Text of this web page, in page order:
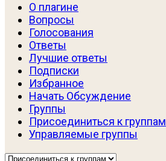
О плагине
Вопросы
Голосования
Ответы
Лучшие ответы
Подписки
Избранное
Начать Обсуждение
Группы
Присоединиться к группам
Управляемые группы